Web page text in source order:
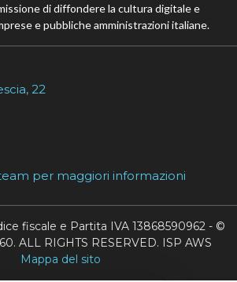
di diffondere la cultura digitale e
e pubbliche amministrazioni italiane.
22
per maggiori informazioni
fiscale e Partita IVA 13868590962 - ©
ALL RIGHTS RESERVED. ISP AWS
Mappa del sito